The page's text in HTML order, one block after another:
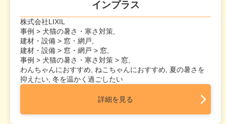
インプラス
株式会社LIXIL
事例 > 犬猫の暑さ・寒さ対策,
建材・設備 > 窓・網戸,
建材・設備 > 窓・網戸 > 窓,
事例 > 犬猫の暑さ・寒さ対策 > 窓,
わんちゃんにおすすめ, ねこちゃんにおすすめ, 夏の暑さを
抑えたい, 冬を温かく過ごしたい
詳細を見る